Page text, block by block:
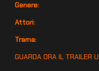
Genere:
Attori:
Trama:
GUARDA ORA IL TRAILER